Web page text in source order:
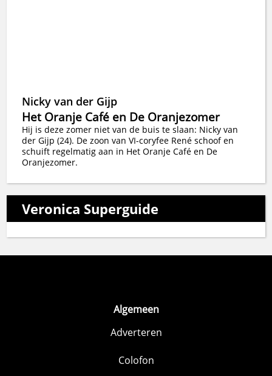
Nicky van der Gijp
Het Oranje Café en De Oranjezomer
Hij is deze zomer niet van de buis te slaan: Nicky van
der Gijp (24). De zoon van VI-coryfee René schoof en
schuift regelmatig aan in Het Oranje Café en De
Oranjezomer.
Veronica Superguide
Algemeen
Adverteren
Colofon